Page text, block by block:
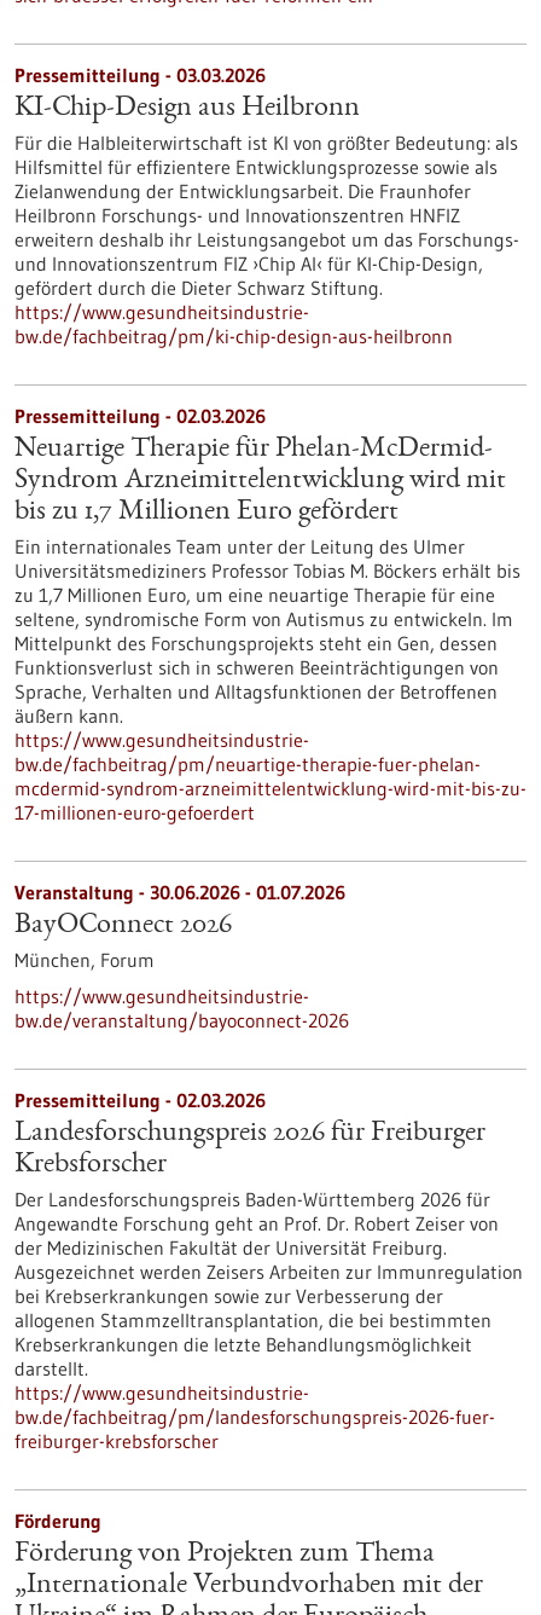
Pressemitteilung - 03.03.2026
KI-Chip-Design aus Heilbronn
Für die Halbleiterwirtschaft ist KI von größter Bedeutung: als
Hilfsmittel für effizientere Entwicklungsprozesse sowie als
Zielanwendung der Entwicklungsarbeit. Die Fraunhofer
Heilbronn Forschungs- und Innovationszentren HNFIZ
erweitern deshalb ihr Leistungsangebot um das Forschungs-
und Innovationszentrum FIZ ›Chip AI‹ für KI-Chip-Design,
gefördert durch die Dieter Schwarz Stiftung.
https://www.gesundheitsindustrie-
bw.de/fachbeitrag/pm/ki-chip-design-aus-heilbronn
Pressemitteilung - 02.03.2026
Neuartige Therapie für Phelan-McDermid-
Syndrom Arzneimittelentwicklung wird mit
bis zu 1,7 Millionen Euro gefördert
Ein internationales Team unter der Leitung des Ulmer
Universitätsmediziners Professor Tobias M. Böckers erhält bis
zu 1,7 Millionen Euro, um eine neuartige Therapie für eine
seltene, syndromische Form von Autismus zu entwickeln. Im
Mittelpunkt des Forschungsprojekts steht ein Gen, dessen
Funktionsverlust sich in schweren Beeinträchtigungen von
Sprache, Verhalten und Alltagsfunktionen der Betroffenen
äußern kann.
https://www.gesundheitsindustrie-
bw.de/fachbeitrag/pm/neuartige-therapie-fuer-phelan-
mcdermid-syndrom-arzneimittelentwicklung-wird-mit-bis-zu-
17-millionen-euro-gefoerdert
Veranstaltung - 30.06.2026 - 01.07.2026
BayOConnect 2026
München, Forum
https://www.gesundheitsindustrie-
bw.de/veranstaltung/bayoconnect-2026
Pressemitteilung - 02.03.2026
Landesforschungspreis 2026 für Freiburger
Krebsforscher
Der Landesforschungspreis Baden-Württemberg 2026 für
Angewandte Forschung geht an Prof. Dr. Robert Zeiser von
der Medizinischen Fakultät der Universität Freiburg.
Ausgezeichnet werden Zeisers Arbeiten zur Immunregulation
bei Krebserkrankungen sowie zur Verbesserung der
allogenen Stammzelltransplantation, die bei bestimmten
Krebserkrankungen die letzte Behandlungsmöglichkeit
darstellt.
https://www.gesundheitsindustrie-
bw.de/fachbeitrag/pm/landesforschungspreis-2026-fuer-
freiburger-krebsforscher
Förderung
Förderung von Projekten zum Thema
„Internationale Verbundvorhaben mit der